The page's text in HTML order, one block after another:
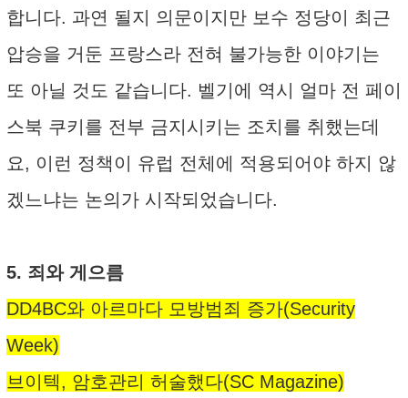
합니다. 과연 될지 의문이지만 보수 정당이 최근
압승을 거둔 프랑스라 전혀 불가능한 이야기는
또 아닐 것도 같습니다. 벨기에 역시 얼마 전 페이
스북 쿠키를 전부 금지시키는 조치를 취했는데
요, 이런 정책이 유럽 전체에 적용되어야 하지 않
겠느냐는 논의가 시작되었습니다.
5. 죄와 게으름
DD4BC와 아르마다 모방범죄 증가(Security
Week)
브이텍, 암호관리 허술했다(SC Magazine)